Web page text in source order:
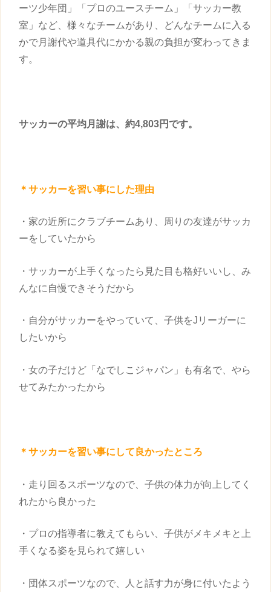
ーツ少年団」「プロのユースチーム」「サッカー教
室」など、様々なチームがあり、どんなチームに入る
かで月謝代や道具代にかかる親の負担が変わってきま
す。
サッカーの平均月謝は、約4,803円です。
＊サッカーを習い事にした理由
・家の近所にクラブチームあり、周りの友達がサッカ
ーをしていたから
・サッカーが上手くなったら見た目も格好いいし、み
んなに自慢できそうだから
・自分がサッカーをやっていて、 子供をJリーガーに
したいから
・女の子だけど「なでしこジャパン」も有名で、やら
せてみたかったから
＊サッカーを習い事にして良かったところ
・走り回るスポーツなので、 子供の体力が向上してく
れたから良かった
・プロの指導者に教えてもらい、 子供がメキメキと上
手くなる姿を見られて嬉しい
・団体スポーツなので、人と話す力が身に付いたよう